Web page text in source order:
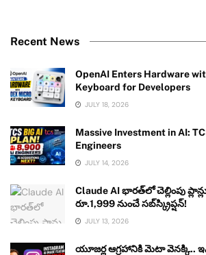
Recent News
OpenAI Enters Hardware
Keyboard for Developers
JULY 18, 2026
Massive Investment in AI:
Engineers
JULY 14, 2026
Claude AI భారత్‌లో చెల్లింపు
రూ.1,999 నుంచే సబ్‌స్క్రిప్షన్!
JULY 13, 2026
యూజర్ల ఆగ్రహానికి మెటా వెనక్కి..